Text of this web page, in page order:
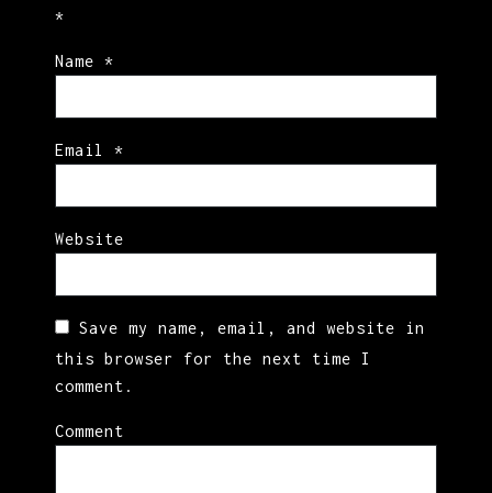
*
Name *
Email *
Website
Save my name, email, and website in
this browser for the next time I
comment.
Comment